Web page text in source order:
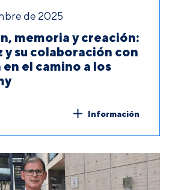
de 2025
memoria y creación:
y su colaboración con
en el camino a los
Información